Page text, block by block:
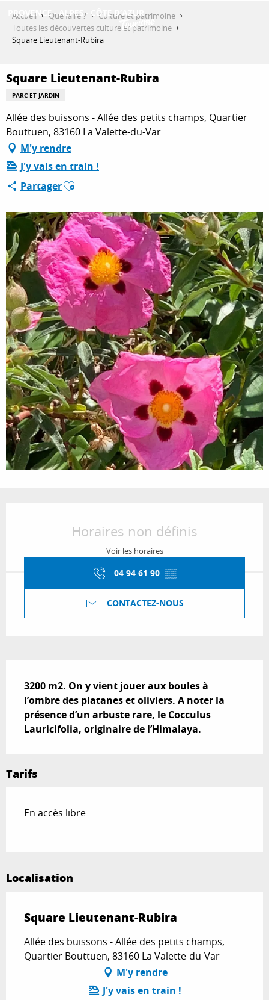
contenu
QUE FAIRE ?
SÉJOURNER
ESPACE PRO
Accueil Que faire ?
Culture et patrimoine
Toutes les découvertes culture et patrimoine
Square Lieutenant-Rubira
Square Lieutenant-Rubira
PARC ET JARDIN
Allée des buissons - Allée des petits champs, Quartier
Bouttuen, 83160 La Valette-du-Var
M'y rendre
J'y vais en train !
PartagerAjouter aux favoris
Horaires non définis
Voir les horaires
04 94 61 90 ▒▒
CONTACTEZ-NOUS
3200 m2. On y vient jouer aux boules à
l’ombre des platanes et oliviers. A noter la
présence d’un arbuste rare, le Cocculus
Lauricifolia, originaire de l’Himalaya.
Tarifs
En accès libre
—
Localisation
Square Lieutenant-Rubira
Allée des buissons - Allée des petits champs,
Quartier Bouttuen, 83160 La Valette-du-Var
M'y rendre
J'y vais en train !